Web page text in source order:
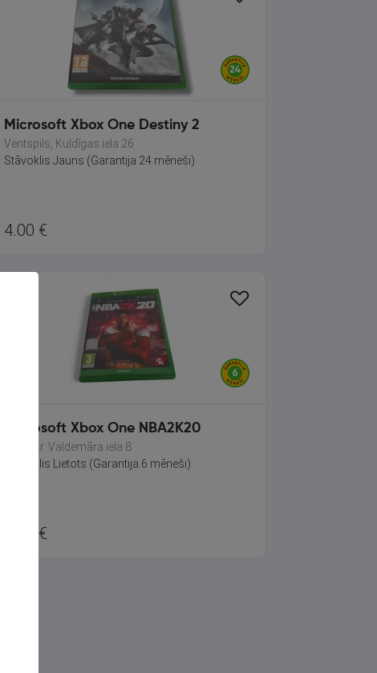
Microsoft Xbox One Destiny 2
Ventspils, Kuldīgas iela 26
Stāvoklis Jauns (Garantija 24 mēneši)
4.00 €
Microsoft Xbox One NBA2K20
Talsi, Kr. Valdemāra iela 8
Stāvoklis Lietots (Garantija 6 mēneši)
€